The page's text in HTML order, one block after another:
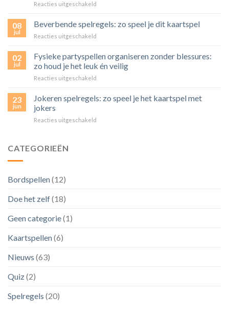
goed
spelletjesavond
Reacties uitgeschakeld
feest
organiseren
grote
groep?
het
08
jul
Beverbende spelregels: zo speel je dit kaartspel
Reacties uitgeschakeld
spelregels:
speel
kaartspel
02
jul
Fysieke partyspellen organiseren zonder blessures:
zo houd je het leuk én veilig
Reacties uitgeschakeld
organiseren
23
jun
Jokeren spelregels: zo speel je het kaartspel met
jokers
Reacties uitgeschakeld
CATEGORIEËN
Bordspellen(12)
Doe het zelf(18)
Geen categorie(1)
Kaartspellen(6)
Nieuws (63)
Quiz(2)
Spelregels (20)